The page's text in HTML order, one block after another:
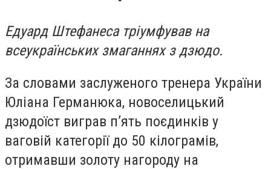
Едуард Штефанеса тріумфував на
всеукраїнських змаганнях з дзюдо.
За словами заслуженого тренера України
Юліана Германюка, новоселицький
дзюдоїст виграв п’ять поєдинків у
ваговій категорії до 50 кілограмів,
отримавши золоту нагороду на